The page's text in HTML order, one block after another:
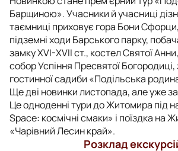
Барщиною». Учасники й учасниці
таємниці приховує гора Бони
підземні ходи Барського парку,
замку XVI-XVII ст., костел Святої
собор Успіння Пресвятої
гостинної садиби «Подільська
Ще дві новинки листопада, але уже
Це одноденні тури до Житомира під
Space: космічні смаки» і поїздка на
«Чарівний Лесин край».
Розклад